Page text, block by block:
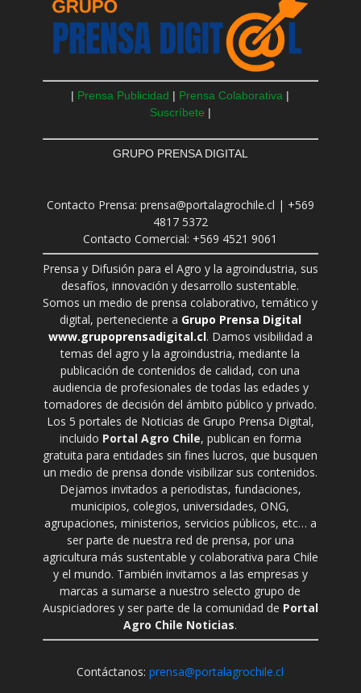
| Prensa Publicidad | Prensa Colaborativa |
Suscríbete |
GRUPO PRENSA DIGITAL
Contacto Prensa: prensa@portalagrochile.cl | +569
4817 5372
Contacto Comercial: +569 4521 9061
Prensa y Difusión para el Agro y la agroindustria, sus
desafíos, innovación y desarrollo sustentable.
Somos un medio de prensa colaborativo, temático y
digital, perteneciente a Grupo Prensa Digital
www.grupoprensadigital.cl. Damos visibilidad a
temas del agro y la agroindustria, mediante la
publicación de contenidos de calidad, con una
audiencia de profesionales de todas las edades y
tomadores de decisión del ámbito público y privado.
Los 5 portales de Noticias de Grupo Prensa Digital,
incluido Portal Agro Chile, publican en forma
gratuita para entidades sin fines lucros, que busquen
un medio de prensa donde visibilizar sus contenidos.
Dejamos invitados a periodistas, fundaciones,
municipios, colegios, universidades, ONG,
agrupaciones, ministerios, servicios públicos, etc… a
ser parte de nuestra red de prensa, por una
agricultura más sustentable y colaborativa para Chile
y el mundo. También invitamos a las empresas y
marcas a sumarse a nuestro selecto grupo de
Auspiciadores y ser parte de la comunidad de Portal
Agro Chile Noticias.
Contáctanos:prensa@portalagrochile.cl